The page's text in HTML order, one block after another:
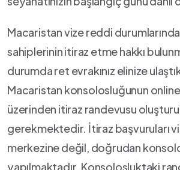
Macaristan vize reddi
sahiplerinin itiraz etme hakkı
durumda ret evrakınız elinize
Macaristan konsolosluğunun
üzerinden itiraz randevusu
gerekmektedir. İtiraz başvuruları
merkezine değil, doğrudan
yapılmaktadır. Konsolosluktaki